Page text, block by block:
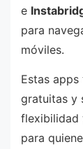
e
para
móviles.
Estas
gratuitas y
flexibilidad
para